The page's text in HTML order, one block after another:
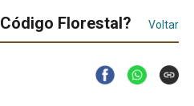
Florestal? Voltar